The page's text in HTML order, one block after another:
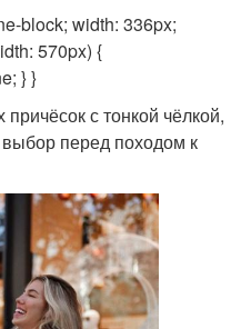
block; width: 336px;
570px) {
} }
с тонкой чёлкой,
перед походом к